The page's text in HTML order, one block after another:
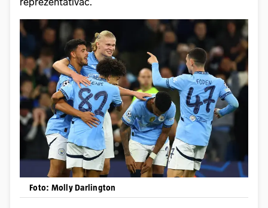
Foto: Molly Darlington